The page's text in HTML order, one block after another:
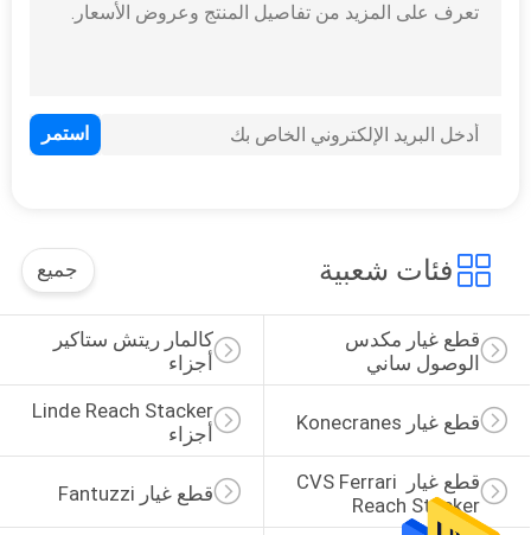
فئات شعبية جميع
كالمار ريتش ستاكير
أجزاء
قطع غيار مكدس
الوصول ساني
أجزاء
قطع غيار Konecranes
قطع غيار Fantuzzi
قطع غيار CVS Ferrari
Reach Stacker